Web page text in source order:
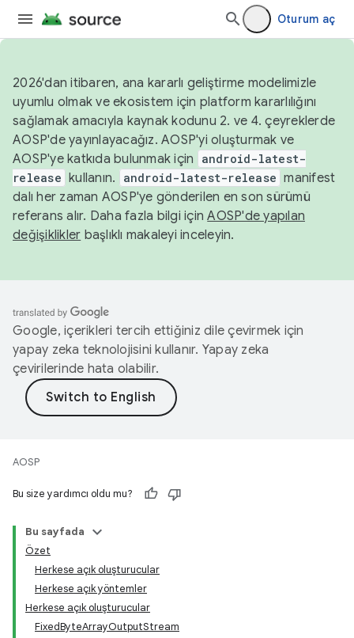
Oturum aç
2026'dan itibaren, ana kararlı geliştirme modelimizle
uyumlu olmak ve ekosistem için platform kararlılığını
sağlamak amacıyla kaynak kodunu 2. ve 4. çeyreklerde
AOSP'de yayınlayacağız. AOSP'yi oluşturmak ve
AOSP'ye katkıda bulunmak için
android-latest-
release kullanın. android-latest-release manifest
dalı her zaman AOSP'ye gönderilen en son sürümü
referans alır. Daha fazla bilgi içinAOSP'de yapılan
değişiklikler başlıklı makaleyi inceleyin.
Google, içerikleri tercih ettiğiniz dile çevirmek için
yapay zeka teknolojisini kullanır. Yapay zeka
çevirilerinde hata olabilir.
AOSP
Bu size yardımcı oldu mu?
Bu sayfada
Özet
Herkese açık oluşturucular
Herkese açık yöntemler
Herkese açık oluşturucular
FixedByteArrayOutputStream